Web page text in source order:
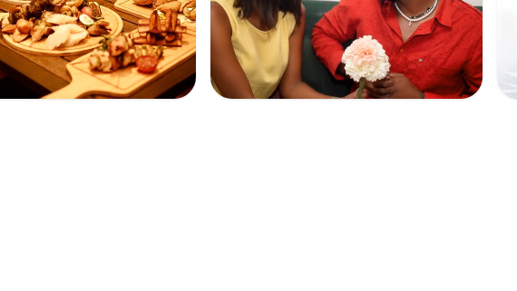
nourriture 0 0 Moment de complicité entre amoureux à la Saint Valentin 1 0